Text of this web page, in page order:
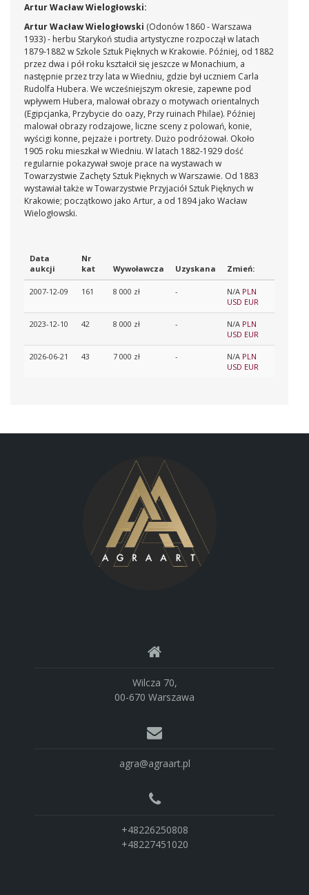
Literatura:- J. Wiercińska,Katalog prac wystawionych w
Towarzystwie Zachęty Sztuk Pięknych w Warszawie w latach
1860-1914, Wrocław-Warszawa-Kraków 1969, ss. 402, 403.
Artur Wacław Wielogłowski:
Artur Wacław Wielogłowski (Odonów 1860 - Warszawa
1933) - herbu Starykoń studia artystyczne rozpoczął w latach
1879-1882 w Szkole Sztuk Pięknych w Krakowie. Później, od 1882
przez dwa i pół roku kształcił się jeszcze w Monachium, a
następnie przez trzy lata w Wiedniu, gdzie był uczniem Carla
Rudolfa Hubera. We wcześniejszym okresie, zapewne pod
wpływem Hubera, malował obrazy o motywach orientalnych
(Egipcjanka, Przybycie do oazy, Przy ruinach Philae). Później
malował obrazy rodzajowe, liczne sceny z polowań, konie,
wyścigi konne, pejzaże i portrety. Dużo podróżował. Około
1905 roku mieszkał w Wiedniu. W latach 1882-1929 dość
regularnie pokazywał swoje prace na wystawach w
Towarzystwie Zachęty Sztuk Pięknych w Warszawie. Od 1883
wystawiał także w Towarzystwie Przyjaciół Sztuk Pięknych w
Krakowie; początkowo jako Artur, a od 1894 jako Wacław
Wielogłowski.
Data
aukcji
Nr
kat
Wywoławcza Uzyskana Zmień:
2007-12-09 161 8 000 zł - N/A PLN
USD EUR
2023-12-10 42 8 000 zł - N/A PLN
USD EUR
2026-06-21 43 7 000 zł - N/A PLN
USD EUR
Wilcza 70,
00-670 Warszawa
agra@agraart.pl
+48226250808
+48227451020